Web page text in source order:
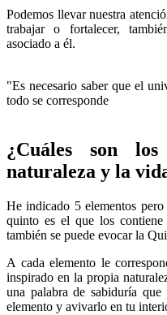
Podemos llevar nuestra
trabajar o fortalecer,
asociado a él.
"Es necesario saber que el
todo se corresponde
¿Cuáles son
naturaleza y la
He indicado 5 elementos
quinto es el que los
también se puede evocar la
A cada elemento le
inspirado en la propia
una palabra de sabiduría
elemento y avivarlo en tu